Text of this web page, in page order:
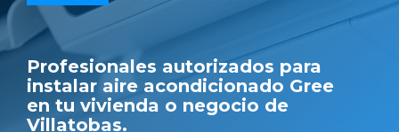
Profesionales autorizados para
instalar aire acondicionado Gree
en tu vivienda o negocio de
Villatobas.